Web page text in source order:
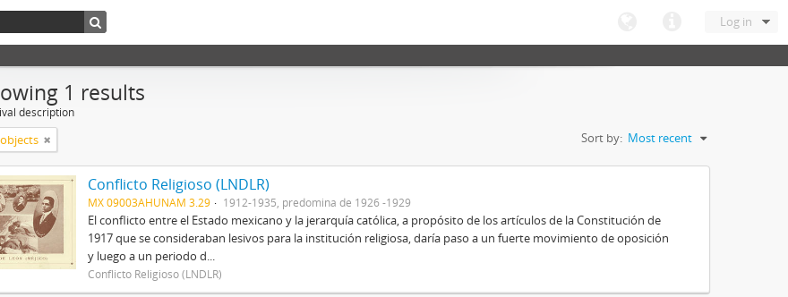
Log in
1 results
description
Sort by: Most recent
Conflicto Religioso (LNDLR)
MX 09003AHUNAM 3.29 1912-1935, predomina de 1926 -1929
El conflicto entre el Estado mexicano y la jerarquía católica, a propósito de los artículos de la Constitución de
1917 que se consideraban lesivos para la institución religiosa, daría paso a un fuerte movimiento de oposición
y luego a un periodo d...
Conflicto Religioso (LNDLR)